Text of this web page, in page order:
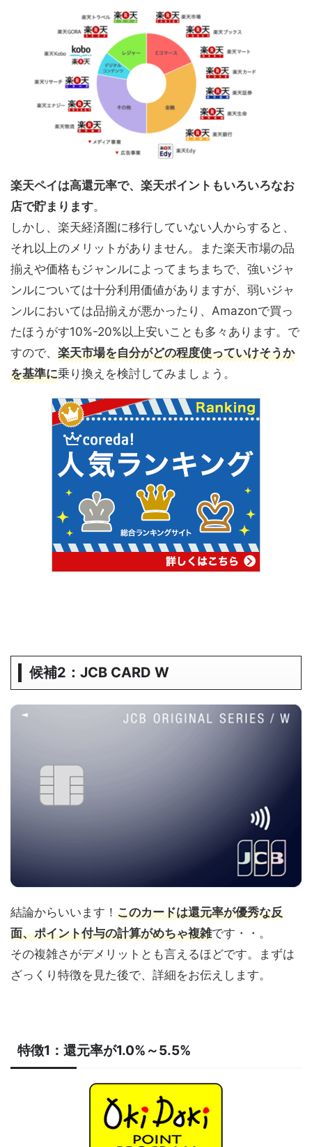
楽天ペイは高還元率で、楽天ポイントもいろいろなお
店で貯まります。
しかし、楽天経済圏に移行していない人からすると、
それ以上のメリットがありません。また楽天市場の品
揃えや価格もジャンルによってまちまちで、強いジャ
ンルについては十分利用価値がありますが、弱いジャ
ンルにおいては品揃えが悪かったり、Amazonで買っ
たほうがす10%-20%以上安いことも多々あります。で
すので、 楽天市場を自分がどの程度使っていけそうか
を基準に乗り換えを検討してみましょう。
候補2：JCB CARD W
結論からいいます！ このカードは還元率が優秀な反
面、ポイント付与の計算がめちゃ複雑です・・。
その複雑さがデメリットとも言えるほどです。まずは
ざっくり特徴を見た後で、詳細をお伝えします。
特徴1：還元率が1.0%～5.5%